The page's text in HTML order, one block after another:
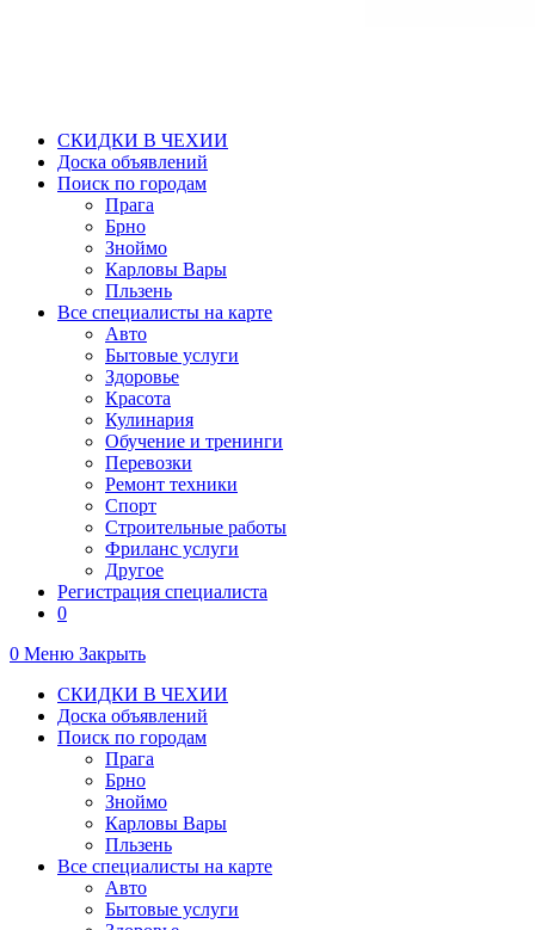
СКИДКИ В ЧЕХИИ
Доска объявлений
Поиск по городам
Прага
Брно
Зноймо
Карловы Вары
Пльзень
Все специалисты на карте
Авто
Бытовые услуги
Здоровье
Красота
Кулинария
Обучение и тренинги
Перевозки
Ремонт техники
Спорт
Строительные работы
Фриланс услуги
Другое
Регистрация специалиста
0
0 Меню Закрыть
СКИДКИ В ЧЕХИИ
Доска объявлений
Поиск по городам
Прага
Брно
Зноймо
Карловы Вары
Пльзень
Все специалисты на карте
Авто
Бытовые услуги